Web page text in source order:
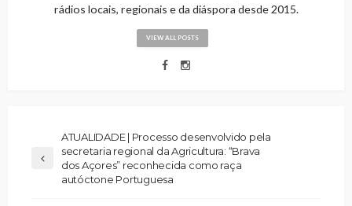
rádios locais, regionais e da diáspora desde 2015.
VIEW ALL POSTS
ATUALIDADE | Processo desenvolvido pela
secretaria regional da Agricultura: “Brava
dos Açores” reconhecida como raça
autóctone Portuguesa